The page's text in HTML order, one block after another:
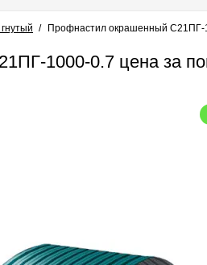
Профнастил окрашенный С21ПГ-
1000-0.7 цена за